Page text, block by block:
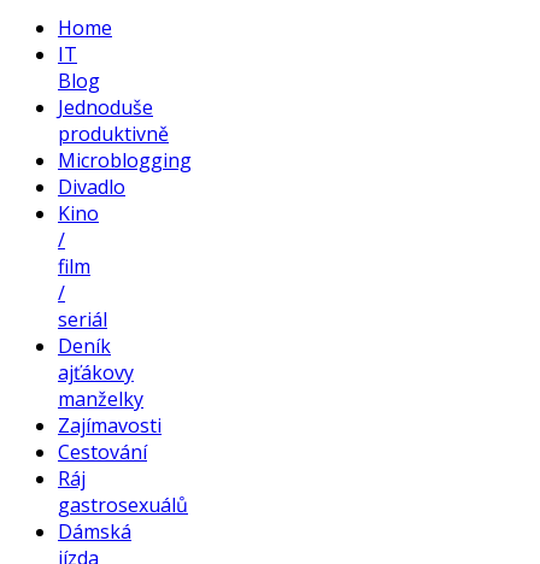
Home
IT
Blog
Jednoduše
produktivně
Microblogging
Divadlo
Kino
/
film
/
seriál
Deník
ajťákovy
manželky
Zajímavosti
Cestování
Ráj
gastrosexuálů
Dámská
jízda